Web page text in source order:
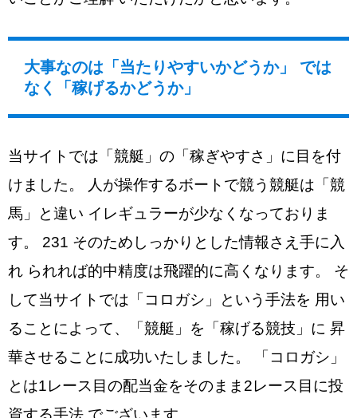
大事なのは「当たりやすいかどうか」 では
なく「稼げるかどうか」
当サイトでは「競艇」の「稼ぎやすさ」に目を付
けました。 人が操作するボートで競う競艇は「競
馬」と違い イレギュラーが少なくなっておりま
す。 231 そのためしっかりとした情報さえ手に入
れ られれば的中精度は飛躍的に高くなります。 そ
して当サイトでは「コロガシ」という手法を 用い
ることによって、「競艇」を「稼げる競技」に 昇
華させることに成功いたしました。 「コロガシ」
とは1レース目の配当金をそのまま2レース目に投